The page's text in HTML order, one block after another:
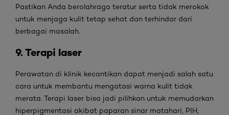
Pastikan Anda berolahraga teratur serta tidak merokok
untuk menjaga kulit tetap sehat dan terhindar dari
berbagai masalah.
9. Terapi laser
Perawatan di klinik kecantikan dapat menjadi salah satu
cara untuk membantu mengatasi warna kulit tidak
merata. Terapi laser bisa jadi pilihkan untuk memudarkan
hiperpigmentasi akibat paparan sinar matahari, PIH,